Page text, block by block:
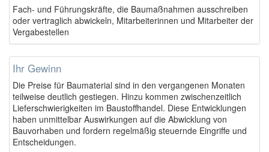
Fach- und Führungskräfte, die Baumaßnahmen ausschreiben
oder vertraglich abwickeln, Mitarbeiterinnen und Mitarbeiter der
Vergabestellen
Ihr Gewinn
Die Preise für Baumaterial sind in den vergangenen Monaten
teilweise deutlich gestiegen. Hinzu kommen zwischenzeitlich
Lieferschwierigkeiten im Baustoffhandel. Diese Entwicklungen
haben unmittelbar Auswirkungen auf die Abwicklung von
Bauvorhaben und fordern regelmäßig steuernde Eingriffe und
Entscheidungen.